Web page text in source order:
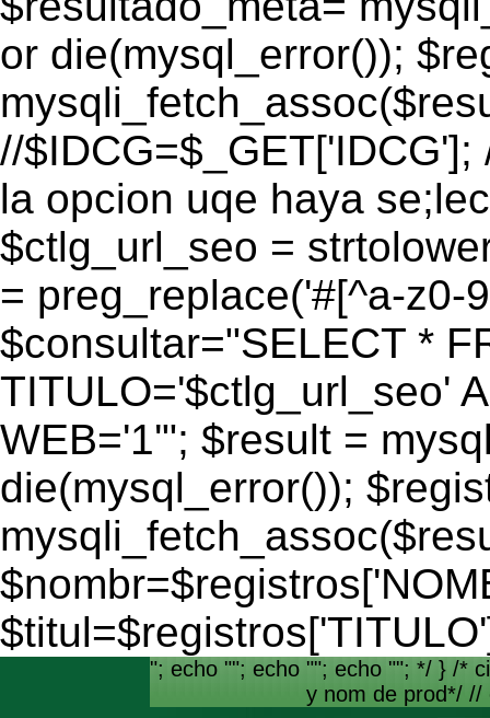
or die(mysql_error());
//
la opcion uqe haya
$ctlg_url_seo =
= preg_replace('#[^a-z0-
$consultar="SELECT *
TITULO='$ctlg_url_seo'
WEB='1'"; $result =
die(mysql_error());
"; echo ""; echo ""; echo ""; */ } /*
y nom de prod*/ //